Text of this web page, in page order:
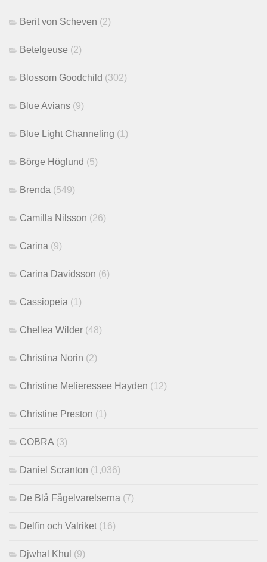
Berit von Scheven (2)
Betelgeuse (2)
Blossom Goodchild (302)
Blue Avians (9)
Blue Light Channeling (1)
Börge Höglund (5)
Brenda (549)
Camilla Nilsson (26)
Carina (9)
Carina Davidsson (6)
Cassiopeia (1)
Chellea Wilder (48)
Christina Norin (2)
Christine Melieressee Hayden (12)
Christine Preston (1)
COBRA (3)
Daniel Scranton (1,036)
De Blå Fågelvarelserna (7)
Delfin och Valriket (16)
Djwhal Khul (9)